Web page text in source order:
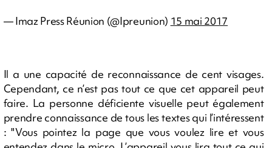
— Imaz Press Réunion (@Ipreunion) 15 mai 2017
Il a une capacité de reconnaissance de cent visages.
Cependant, ce n’est pas tout ce que cet appareil peut
faire. La personne déficiente visuelle peut également
prendre connaissance de tous les textes qui l’intéressent
: "Vous pointez la page que vous voulez lire et vous